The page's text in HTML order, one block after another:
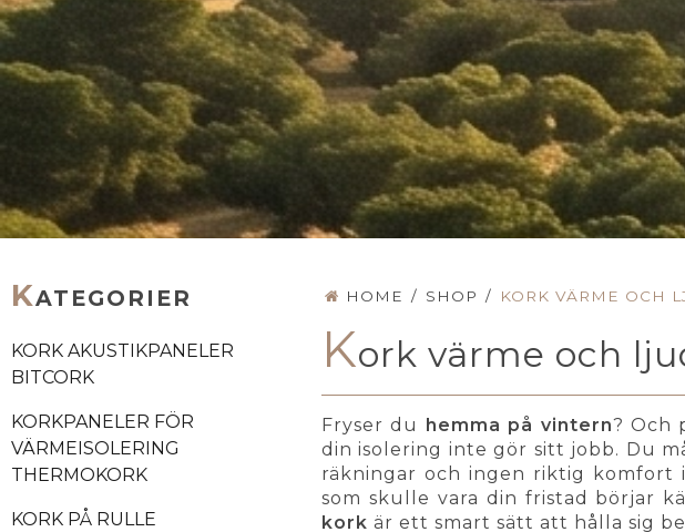
KATEGORIER
KORK AKUSTIKPANELER
BITCORK
KORKPANELER FÖR
VÄRMEISOLERING
THERMOKORK
KORK PÅ RULLE
HOME / SHOP / KORK VÄRME OCH
Kork värme och
Fryser du hemma på vintern? Och
din isolering inte gör sitt jobb. Du
räkningar och ingen riktig
som skulle vara din fristad börjar
kork är ett smart sätt att hålla sig